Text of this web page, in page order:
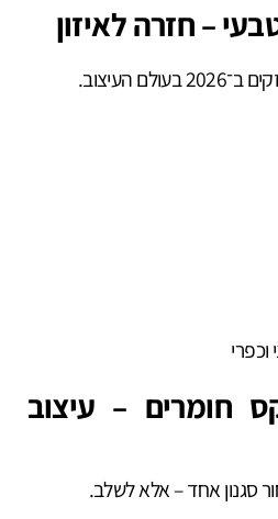
העיצוב.
8: מיקס חומרים – עיצוב
סגנון אחד – אלא לשלב.